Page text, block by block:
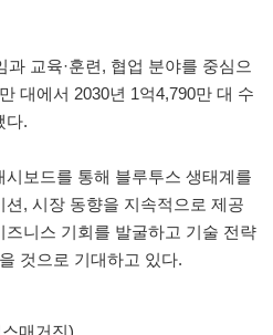
교육·훈련, 협업 분야를 중심으
대에서 2030년 1억4,790만 대 수
다.
보드를 통해 블루투스 생태계를
, 시장 동향을 지속적으로 제공
니스 기회를 발굴하고 기술 전략
것으로 기대하고 있다.
매거진)